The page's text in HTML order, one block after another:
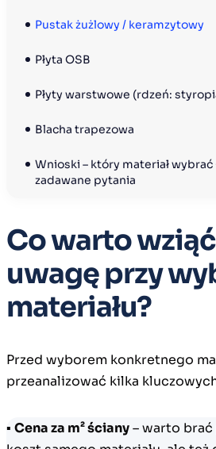
Pustak żużlowy / keramzytowy
Płyta OSB
Płyty warstwowe (rdzeń:
Blacha trapezowa
Wnioski – który materiał wybrać
zadawane pytania
Co warto
uwagę przy
materiału?
Przed wyborem konkretnego
przeanalizować kilka
▪ Cena za m² ściany– warto